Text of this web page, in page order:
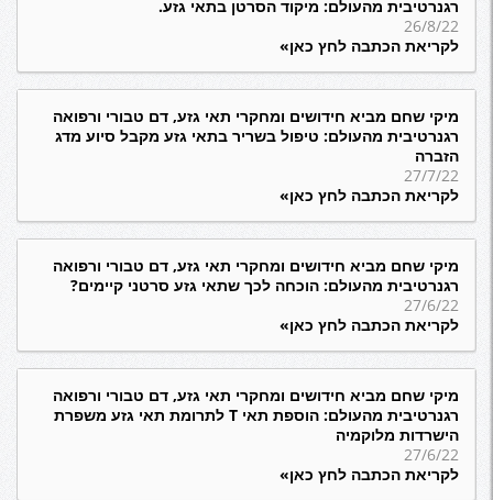
רגנרטיבית מהעולם: מיקוד הסרטן בתאי גזע.
26/8/22
לקריאת הכתבה לחץ כאן»
מיקי שחם מביא חידושים ומחקרי תאי גזע, דם טבורי ורפואה
רגנרטיבית מהעולם: טיפול בשריר בתאי גזע מקבל סיוע מדג
הזברה
27/7/22
לקריאת הכתבה לחץ כאן»
מיקי שחם מביא חידושים ומחקרי תאי גזע, דם טבורי ורפואה
רגנרטיבית מהעולם: הוכחה לכך שתאי גזע סרטני קיימים?
27/6/22
לקריאת הכתבה לחץ כאן»
מיקי שחם מביא חידושים ומחקרי תאי גזע, דם טבורי ורפואה
רגנרטיבית מהעולם: הוספת תאי T לתרומת תאי גזע משפרת
הישרדות מלוקמיה
27/6/22
לקריאת הכתבה לחץ כאן»